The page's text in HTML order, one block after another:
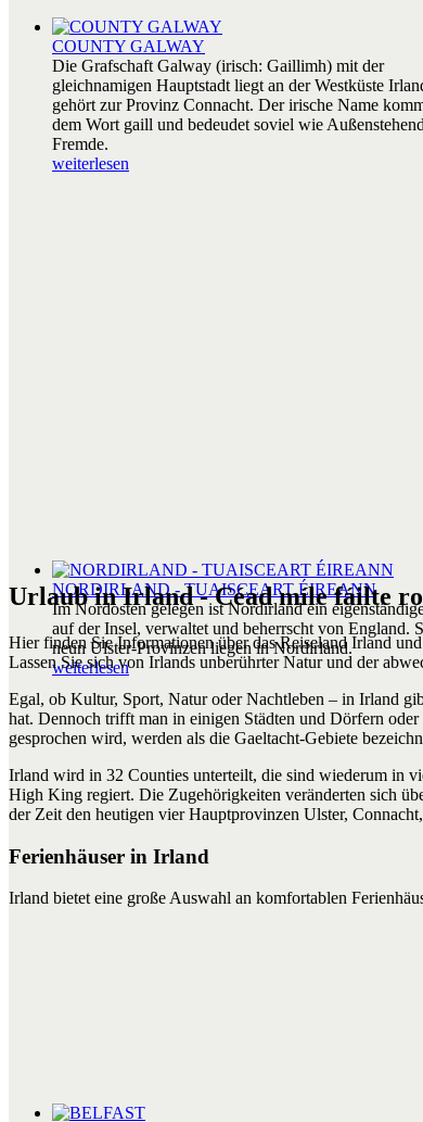
COUNTY GALWAY
Die Grafschaft Galway (irisch: Gaillimh) mit der
gleichnamigen Hauptstadt liegt an der Westküste
gehört zur Provinz Connacht. Der irische Name
dem Wort gaill und bedeudet soviel wie
Fremde.
weiterlesen
NORDIRLAND - TUAISCEART ÉIREANN
Im Nordosten gelegen ist Nordirland ein
auf der Insel, verwaltet und beherrscht von England.
neun Ulster-Provinzen liegen in Nordirland.
weiterlesen
Urlaub in Irland - Céad míle fáilte
Hier finden Sie Informationen über das Reiseland Irland
Lassen Sie sich von Irlands unberührter Natur und der
Egal, ob Kultur, Sport, Natur oder Nachtleben – in Irland
hat. Dennoch trifft man in einigen Städten und Dörfern
gesprochen wird, werden als die Gaeltacht-Gebiete
Irland wird in 32 Counties unterteilt, die sind wiederum in
High King regiert. Die Zugehörigkeiten veränderten sich
der Zeit den heutigen vier Hauptprovinzen Ulster,
Ferienhäuser in Irland
Irland bietet eine große Auswahl an komfortablen